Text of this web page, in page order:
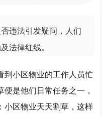
违法引发疑问，人们
法律红线。
到小区物业的工作人员忙
是他们日常任务之一，
小区物业天天割草，这样